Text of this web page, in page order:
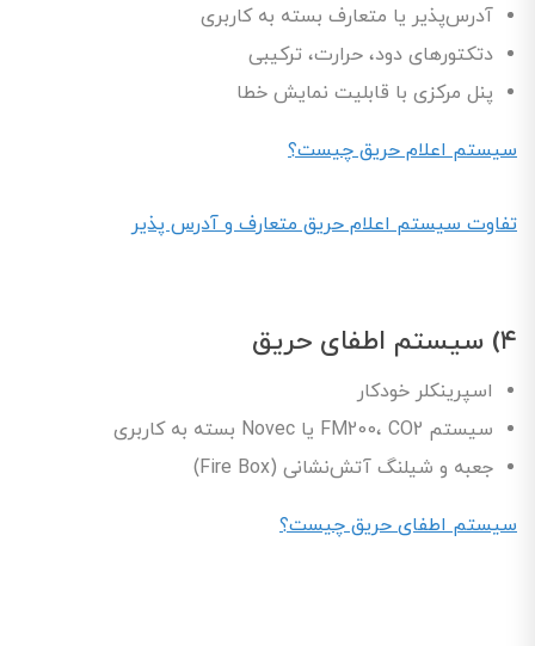
آدرس‌پذیر یا متعارف بسته به کاربری
دتکتورهای دود، حرارت، ترکیبی
پنل مرکزی با قابلیت نمایش خطا
سیستم اعلام حریق چیست؟
تفاوت سیستم اعلام حریق متعارف و آدرس پذیر
۴) سیستم اطفای حریق
اسپرینکلر خودکار
سیستم FM200، CO2 یا Novec بسته به کاربری
جعبه و شیلنگ آتش‌نشانی (Fire Box)
سیستم اطفای حریق چیست؟